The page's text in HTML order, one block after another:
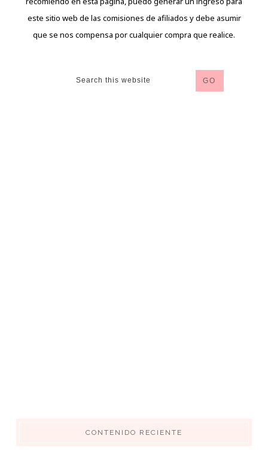
este sitio web de las comisiones de afiliados y debe asumir
que se nos compensa por cualquier compra que realice.
CONTENIDO RECIENTE